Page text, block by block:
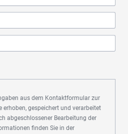
aus dem Kontaktformular zur
erhoben, gespeichert und verarbeitet
finden Sie in der